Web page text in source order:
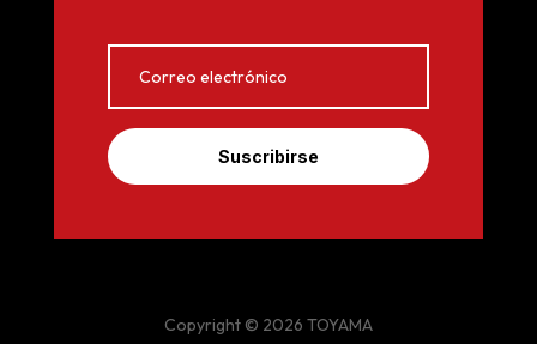
Suscribirse
Copyright © 2026 TOYAMA